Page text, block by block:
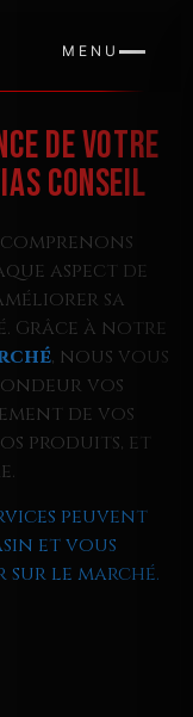
MENU
de Votre
Conseil
aspect de
sa
Grâce à notre
, nous vous
vos
de vos
produits, et
peuvent
et vous
sur le marché.